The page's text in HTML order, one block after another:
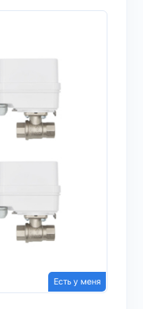
Есть у меня